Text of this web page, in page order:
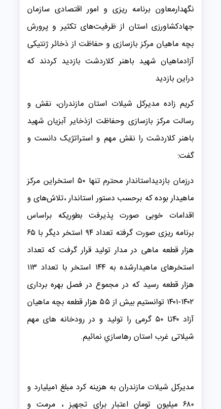
نگهدارمعاون برنامه ریزی و امور اقتصادی سازمان
جهادکشاورزی استان از ظرفیت‌های تکثیر و پرورش
بچه ماهیان مرکز بازسازی و حفاظت از ذخائر ژنتیکی
آزادماهیان شهید باهنر کلاردشت بازدید کردند که
دراین بازدید
کریم زاده مدیرکل شیلات استان مازندران، نقش و
رسالت مرکز بازسازی وحفاظت ازذخایر آبزیان شهید
باهنر کلاردشت را نقش مهم و استراتژیک دانست و
گفت:
درزمان بازدیداستاندار محترم تنها ۵۰ استخراین مرکز
ماهیدار بوده که برحسب دستور استاندار ،تلاش‌های و
اقدامات خوبی صورت پذیرفت بطوریکه براساس
برنامه ریزی صورت گرفته تعداد ۹۴ استخر دیگر با ۶۵
هزار قطعه ماهی در مدار تولید قرار گرفت که تعداد
استخرهای ماهیدارشده به ۱۴۴ استخر با تعداد ۱۱۳
هزار قطعه رسید که در مجموع در فصل بهره برداری
۱۴۰۲-۱۴۰۱ توانستیم بیش از ۵۵ هزار قطعه بچه ماهیان
آزاد ۴۰تا ۵۰ گرمی را تولید و در رودخانه های مهم
شیلاتی غرب استان رهاسازي نمائیم.
مدیرکل شیلات مازندران به هزینه کرد مبلغ ۱میلیارد و
۶۸۰ میلیون تومان اعتبار برای تجهیز ، مرمت و